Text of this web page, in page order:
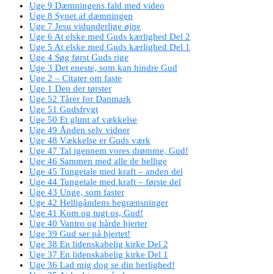
Uge 9 Dæmningens fald med video
Uge 8 Synet af dæmningen
Uge 7 Jesu vidunderlige øjne
Uge 6 At elske med Guds kærlighed Del 2
Uge 5 At elske med Guds kærlighed Del 1
Uge 4 Søg først Guds rige
Uge 3 Det eneste, som kan hindre Gud
Uge 2 – Citater om faste
Uge 1 Den der tørster
Uge 52 Tårer for Danmark
Uge 51 Gudsfrygt
Uge 50 Et glimt af vækkelse
Uge 49 Ånden selv vidner
Uge 48 Vækkelse er Guds værk
Uge 47 Tal igennem vores drømme, Gud!
Uge 46 Sammen med alle de hellige
Uge 45 Tungetale med kraft – anden del
Uge 44 Tungetale med kraft – første del
Uge 43 Unge, som faster
Uge 42 Helligåndens begrænsninger
Uge 41 Kom og tugt os, Gud!
Uge 40 Vantro og hårde hjerter
Uge 39 Gud ser på hjertet!
Uge 38 En lidenskabelig kirke Del 2
Uge 37 En lidenskabelig kirke Del 1
Uge 36 Lad mig dog se din herlighed!